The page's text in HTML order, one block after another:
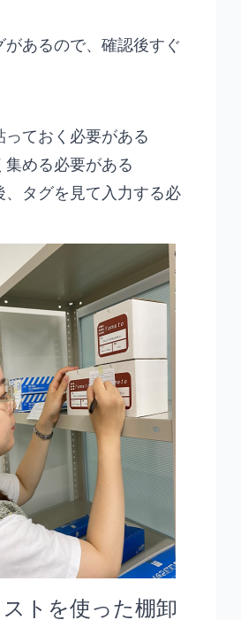
あるので、確認後すぐ
ておく必要がある
集める必要がある
、タグを見て入力する必
トを使った棚卸